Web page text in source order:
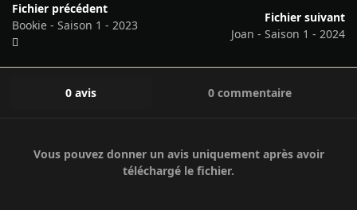
Fichier précédent
Bookie - Saison 1 - 2023
Fichier suivant
Joan - Saison 1 - 2024
0 avis 0 commentaire
Vous pouvez donner un avis uniquement après avoir
téléchargé le fichier.